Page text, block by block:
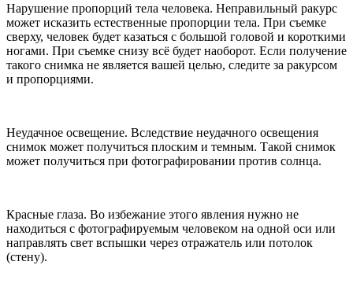
Нарушение пропорций тела человека. Неправильный ракурс
может исказить естественные пропорции тела. При съемке
сверху, человек будет казаться с большой головой и короткими
ногами. При съемке снизу всё будет наоборот. Если получение
такого снимка не является вашей целью, следите за ракурсом
и пропорциями.
Неудачное освещение. Вследствие неудачного освещения
снимок может получиться плоским и темным. Такой снимок
может получиться при фотографировании против солнца.
Красные глаза. Во избежание этого явления нужно не
находиться с фотографируемым человеком на одной оси или
направлять свет вспышки через отражатель или потолок
(стену).